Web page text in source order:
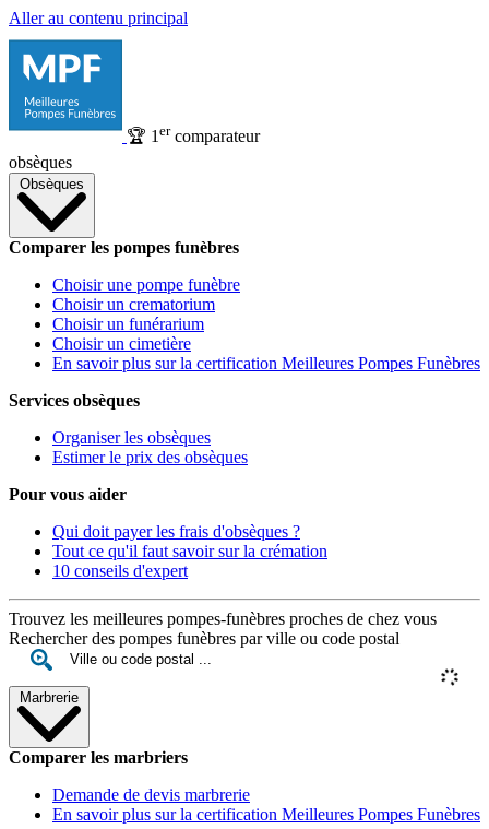
Aller au contenu principal
🏆 1 ercomparateur
obsèques
Obsèques
Comparer les pompes funèbres
Choisir une pompe funèbre
Choisir un crematorium
Choisir un funérarium
Choisir un cimetière
En savoir plus sur la certification Meilleures Pompes Funèbres
Services obsèques
Organiser les obsèques
Estimer le prix des obsèques
Pour vous aider
Qui doit payer les frais d'obsèques ?
Tout ce qu'il faut savoir sur la crémation
10 conseils d'expert
Trouvez les meilleures pompes-funèbres proches de chez vous
Rechercher des pompes funèbres par ville ou code postal
Marbrerie
Comparer les marbriers
Demande de devis marbrerie
En savoir plus sur la certification Meilleures Pompes Funèbres